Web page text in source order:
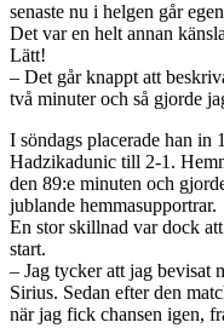
senaste nu i helgen går
Det var en helt annan
Lätt!
– Det går knappt att
två minuter och så gjorde
I söndags placerade han
Hadzikadunic till 2-1.
den 89:e minuten och
jublande hemmasupportrar.
En stor skillnad var dock
start.
– Jag tycker att jag bevisat
Sirius. Sedan efter den
när jag fick chansen igen,